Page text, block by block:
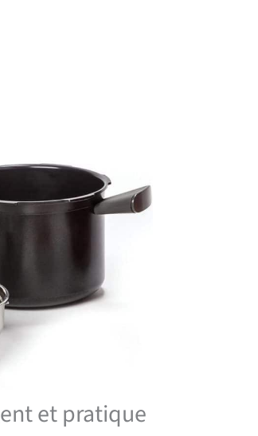
et pratique